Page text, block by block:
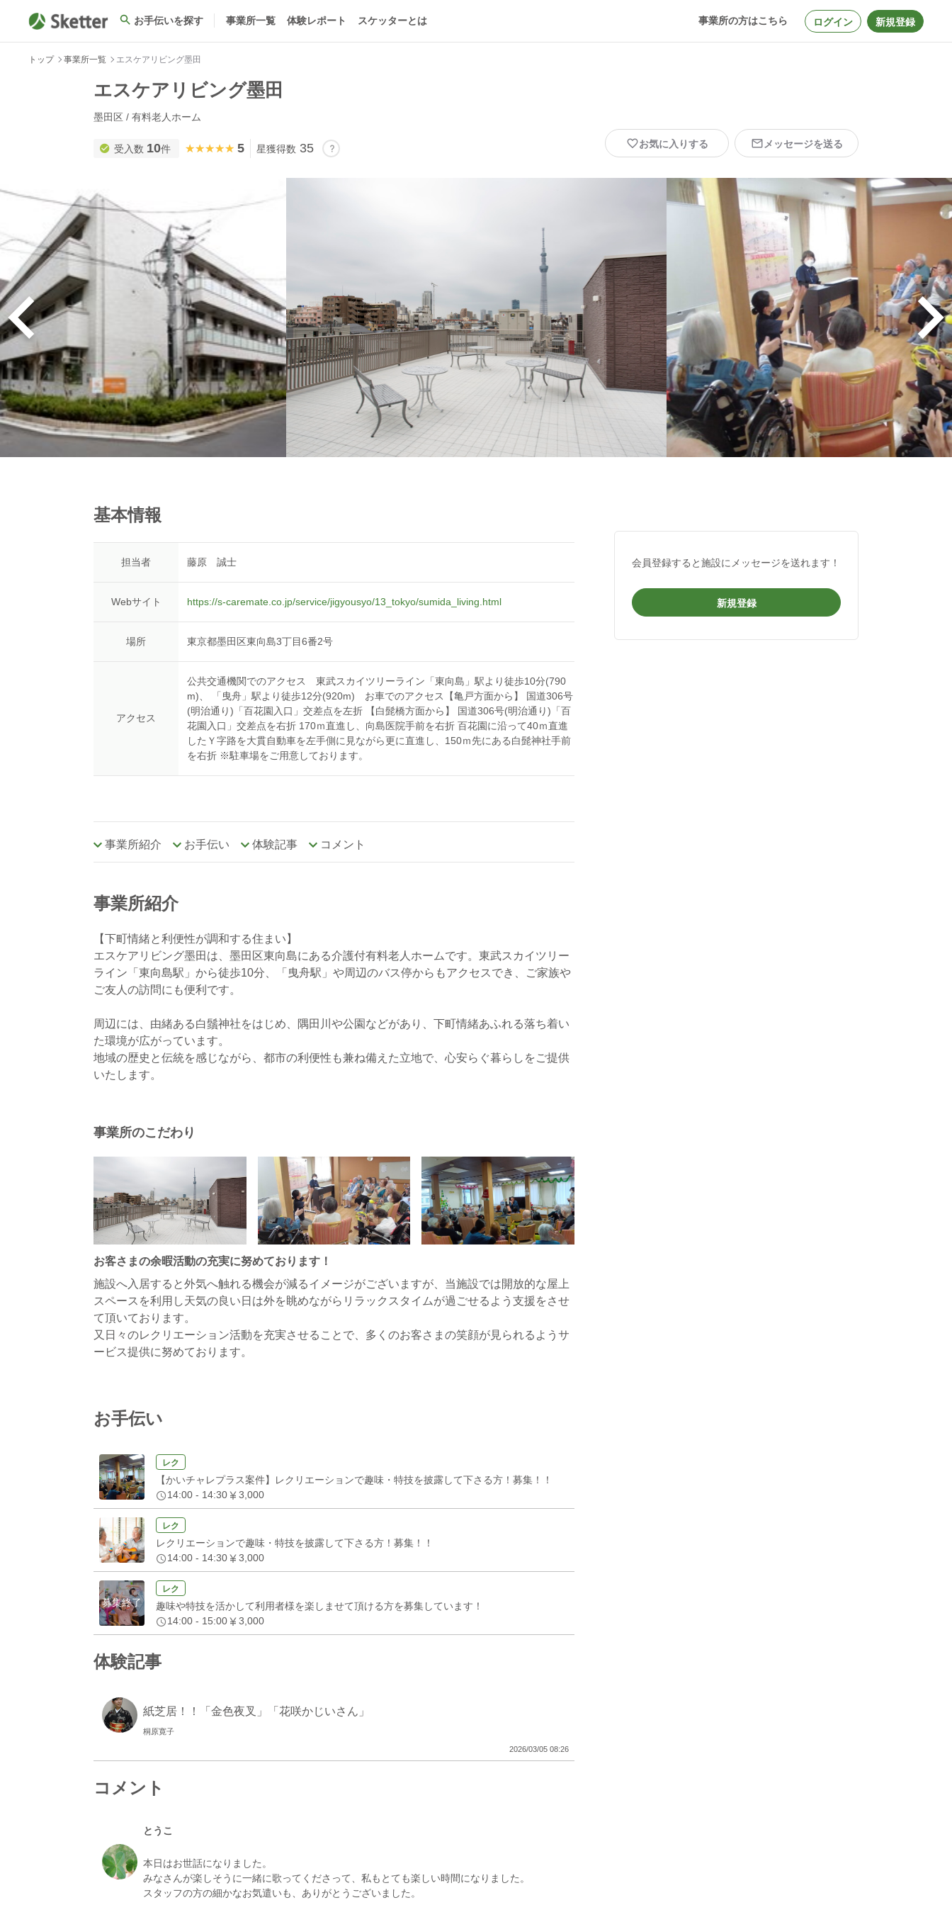
お手伝いを探す 事業所一覧 体験レポート スケッターとは 事業所の方はこちら ログイン 新規登録
トップ 事業所一覧 エスケアリビング墨田
エスケアリビング墨田
墨田区 / 有料老人ホーム
受入数 10件 ★★★★★
★★★★★ 5 星獲得数 35 お気に入りする メッセージを送る
基本情報
担当者 藤原 誠士
Webサイト https://s-caremate.co.jp/service/jigyousyo/13_tokyo/sumida_living.html
場所 東京都墨田区東向島3丁目6番2号
アクセス
公共交通機関でのアクセス 東武スカイツリーライン「東向島」駅より徒歩10分(790
m)、 「曳舟」駅より徒歩12分(920m) お車でのアクセス【亀戸方面から】 国道306号
(明治通り)「百花園入口」交差点を左折 【白髭橋方面から】 国道306号(明治通り)「百
花園入口」交差点を右折 170ｍ直進し、向島医院手前を右折 百花園に沿って40ｍ直進
したＹ字路を大貫自動車を左手側に見ながら更に直進し、150ｍ先にある白髭神社手前
を右折 ※駐車場をご用意しております。
事業所紹介 お手伝い 体験記事 コメント
事業所紹介
【下町情緒と利便性が調和する住まい】
エスケアリビング墨田は、墨田区東向島にある介護付有料老人ホームです。東武スカイツリー
ライン「東向島駅」から徒歩10分、「曳舟駅」や周辺のバス停からもアクセスでき、ご家族や
ご友人の訪問にも便利です。
周辺には、由緒ある白鬚神社をはじめ、隅田川や公園などがあり、下町情緒あふれる落ち着い
た環境が広がっています。
地域の歴史と伝統を感じながら、都市の利便性も兼ね備えた立地で、心安らぐ暮らしをご提供
事業所のこだわり
お客さまの余暇活動の充実に努めております！
施設へ入居すると外気へ触れる機会が減るイメージがございますが、当施設では開放的な屋上
スペースを利用し天気の良い日は外を眺めながらリラックスタイムが過ごせるよう支援をさせ
て頂いております。
又日々のレクリエーション活動を充実させることで、多くのお客さまの笑顔が見られるようサ
ービス提供に努めております。
お手伝い
レク
【かいチャレプラス案件】レクリエーションで趣味・特技を披露して下さる方！募集！！
14:00 - 14:30
3,000
レク
レクリエーションで趣味・特技を披露して下さる方！募集！！
14:00 - 14:30
3,000
募集終了
レク
趣味や特技を活かして利用者様を楽しませて頂ける方を募集しています！
14:00 - 15:00
3,000
体験記事
紙芝居！！「金色夜叉」「花咲かじいさん」
桐原寛子
2026/03/05 08:26
コメント
とうこ
本日はお世話になりました。
みなさんが楽しそうに一緒に歌ってくださって、私もとても楽しい時間になりました。
会員登録すると施設にメッセージを送れます！
新規登録